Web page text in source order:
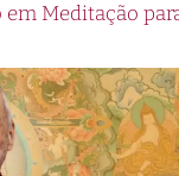
em Meditação